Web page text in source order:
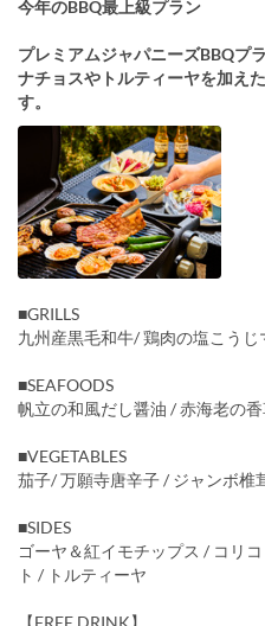
今年のBBQ最上級プラン
プレミアムジャパニーズBBQプ
ナチョスやトルティーヤを加え
す。
■GRILLS
九州産黒毛和牛/ 鶏肉の塩こう
■SEAFOODS
帆立の和風だし醤油 / 赤海老の
■VEGETABLES
茄子/ 万願寺唐辛子 / ジャンボ椎
■SIDES
ゴーヤ＆紅イモチップス / コリ
ト / トルティーヤ